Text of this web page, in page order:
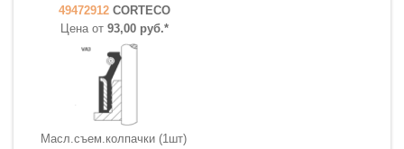
49472912 CORTECO
Цена от 93,00 руб.*
Масл.съем.колпачки (1шт)